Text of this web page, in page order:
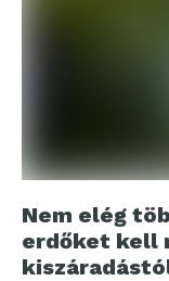
Nem elég
erdőket kell